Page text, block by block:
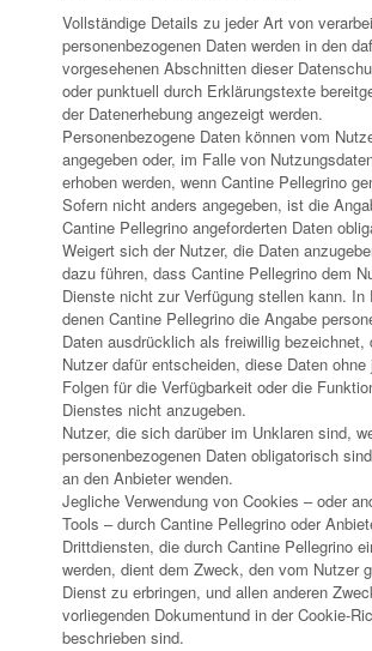
Vollständige Details zu jeder Art von
personenbezogenen Daten werden in den
vorgesehenen Abschnitten dieser
oder punktuell durch Erklärungstexte
der Datenerhebung angezeigt werden.
Personenbezogene Daten können vom
angegeben oder, im Falle von
erhoben werden, wenn Cantine Pellegrino
Sofern nicht anders angegeben, ist die
Cantine Pellegrino angeforderten Daten
Weigert sich der Nutzer, die Daten
dazu führen, dass Cantine Pellegrino dem
Dienste nicht zur Verfügung stellen kann. In
denen Cantine Pellegrino die Angabe
Daten ausdrücklich als freiwillig bezeichnet,
Nutzer dafür entscheiden, diese Daten ohne
Folgen für die Verfügbarkeit oder die
Dienstes nicht anzugeben.
Nutzer, die sich darüber im Unklaren sind,
personenbezogenen Daten obligatorisch
an den Anbieter wenden.
Jegliche Verwendung von Cookies – oder
Tools – durch Cantine Pellegrino oder
Drittdiensten, die durch Cantine Pellegrino
werden, dient dem Zweck, den vom Nutzer
Dienst zu erbringen, und allen anderen
vorliegenden Dokumentund in der Cookie-
beschrieben sind.